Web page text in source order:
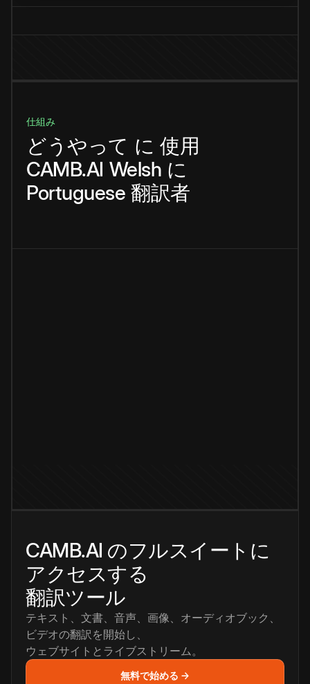
仕組み
どうやって に 使用
CAMB.AI Welsh に
Portuguese 翻訳者
CAMB.AI のフルスイートに
アクセスする
翻訳ツール
テキスト、文書、音声、画像、オーディオブック、
ビデオの翻訳を開始し、
ウェブサイトとライブストリーム。
無料で始める →